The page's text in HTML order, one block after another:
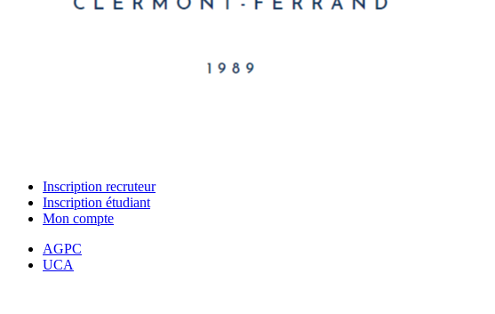
Inscription recruteur
Inscription étudiant
Mon compte
AGPC
UCA